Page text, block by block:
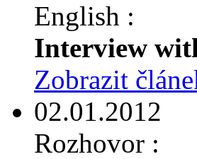
English :
Interview
Zobrazit
02.01.2012
Rozhovor :